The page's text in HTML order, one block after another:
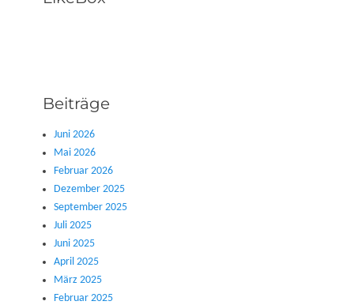
Beiträge
Juni 2026
Mai 2026
Februar 2026
Dezember 2025
September 2025
Juli 2025
Juni 2025
April 2025
März 2025
Februar 2025